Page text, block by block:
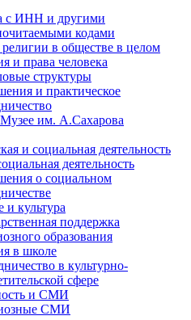
с ИНН и другими
кодами
в обществе в целом
и права человека
структуры
и практическое
им. А.Сахарова
и социальная деятельность
деятельность
о социальном
и культура
поддержка
образования
в школе
в культурно-
сфере
и СМИ
СМИ